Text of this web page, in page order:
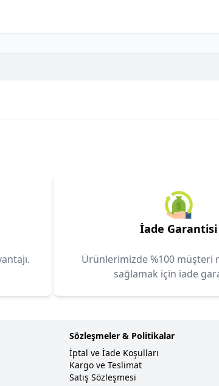
İade Garantisi
Ürünlerimizde %100 müşteri
sağlamak için iade
Sözleşmeler & Politikalar
İptal ve İade Koşulları
Kargo ve Teslimat
Satış Sözleşmesi